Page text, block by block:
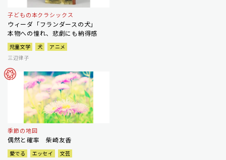
子どもの本クラシックス
ウィーダ「フランダースの犬」
本物への憧れ、悲劇にも納得感
児童文学 犬
アニメ
三辺律子
季節の地図
偶然と確率 柴崎友香
愛でる エッセイ
文芸